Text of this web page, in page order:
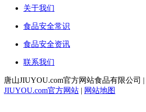
关于我们
食品安全常识
食品安全资讯
联系我们
唐山JIUYOU.com官方网站食品有限公司 |
JIUYOU.com官方网站 | 网站地图